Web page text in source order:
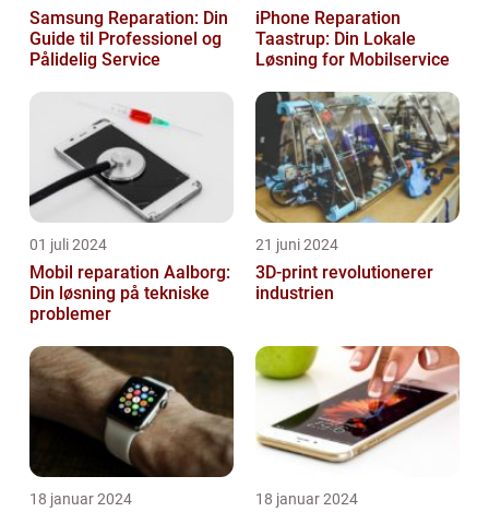
Samsung Reparation: Din
Guide til Professionel og
Pålidelig Service
iPhone Reparation
Taastrup: Din Lokale
Løsning for Mobilservice
01 juli 2024
Mobil reparation Aalborg:
Din løsning på tekniske
problemer
21 juni 2024
3D-print revolutionerer
industrien
18 januar 2024 18 januar 2024